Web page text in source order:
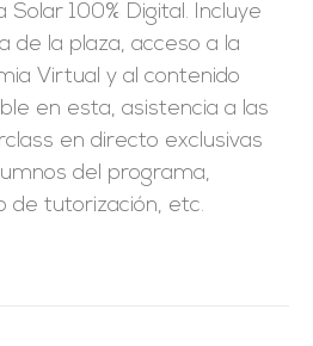
Solar 100% Digital. Incluye
de la plaza, acceso a la
Virtual y al contenido
en esta, asistencia a las
en directo exclusivas
del programa,
de tutorización, etc.